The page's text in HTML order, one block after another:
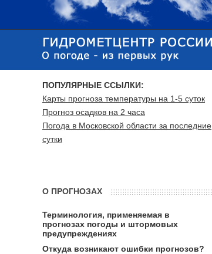
ПОПУЛЯРНЫЕ ССЫЛКИ:
Карты прогноза температуры на 1-5 суток
Прогноз осадков на 2 часа
Погода в Московской области за последние
сутки
О ПРОГНОЗАХ
Терминология, применяемая в
прогнозах погоды и штормовых
предупреждениях
Откуда возникают ошибки прогнозов?